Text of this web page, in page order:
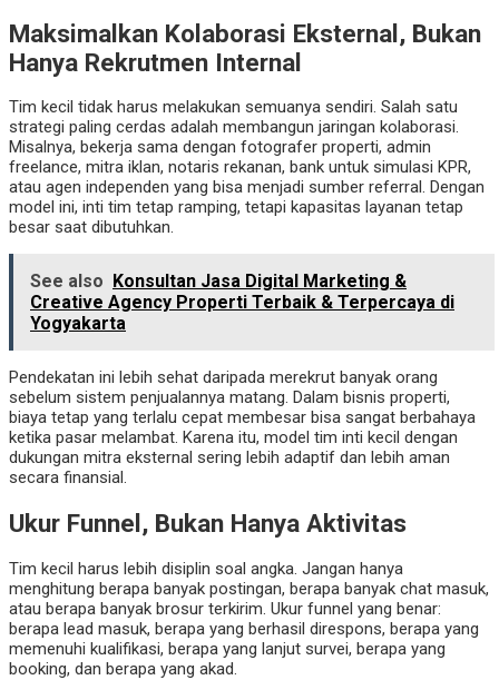
Maksimalkan Kolaborasi Eksternal, Bukan
Hanya Rekrutmen Internal
Tim kecil tidak harus melakukan semuanya sendiri. Salah satu
strategi paling cerdas adalah membangun jaringan kolaborasi.
Misalnya, bekerja sama dengan fotografer properti, admin
freelance, mitra iklan, notaris rekanan, bank untuk simulasi KPR,
atau agen independen yang bisa menjadi sumber referral. Dengan
model ini, inti tim tetap ramping, tetapi kapasitas layanan tetap
besar saat dibutuhkan.
See also
Konsultan Jasa Digital Marketing &
Creative Agency Properti Terbaik & Terpercaya di
Yogyakarta
Pendekatan ini lebih sehat daripada merekrut banyak orang
sebelum sistem penjualannya matang. Dalam bisnis properti,
biaya tetap yang terlalu cepat membesar bisa sangat berbahaya
ketika pasar melambat. Karena itu, model tim inti kecil dengan
dukungan mitra eksternal sering lebih adaptif dan lebih aman
secara finansial.
Ukur Funnel, Bukan Hanya Aktivitas
Tim kecil harus lebih disiplin soal angka. Jangan hanya
menghitung berapa banyak postingan, berapa banyak chat masuk,
atau berapa banyak brosur terkirim. Ukur funnel yang benar:
berapa lead masuk, berapa yang berhasil direspons, berapa yang
memenuhi kualifikasi, berapa yang lanjut survei, berapa yang
booking, dan berapa yang akad.